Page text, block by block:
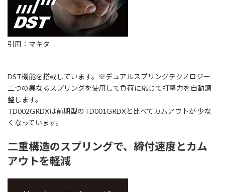
引用：マキタ
DST機能を搭載しています。※デュアルスプリングテクノロジー
二つの異なるスプリングを使用して負荷に応じて打撃力を自動調
整します。
TD002GRDXは前期型のTD001GRDXと比べてカムアウトが 少な
くなっています。
二重構造のスプリングで、締付速度とカム
アウトを軽減